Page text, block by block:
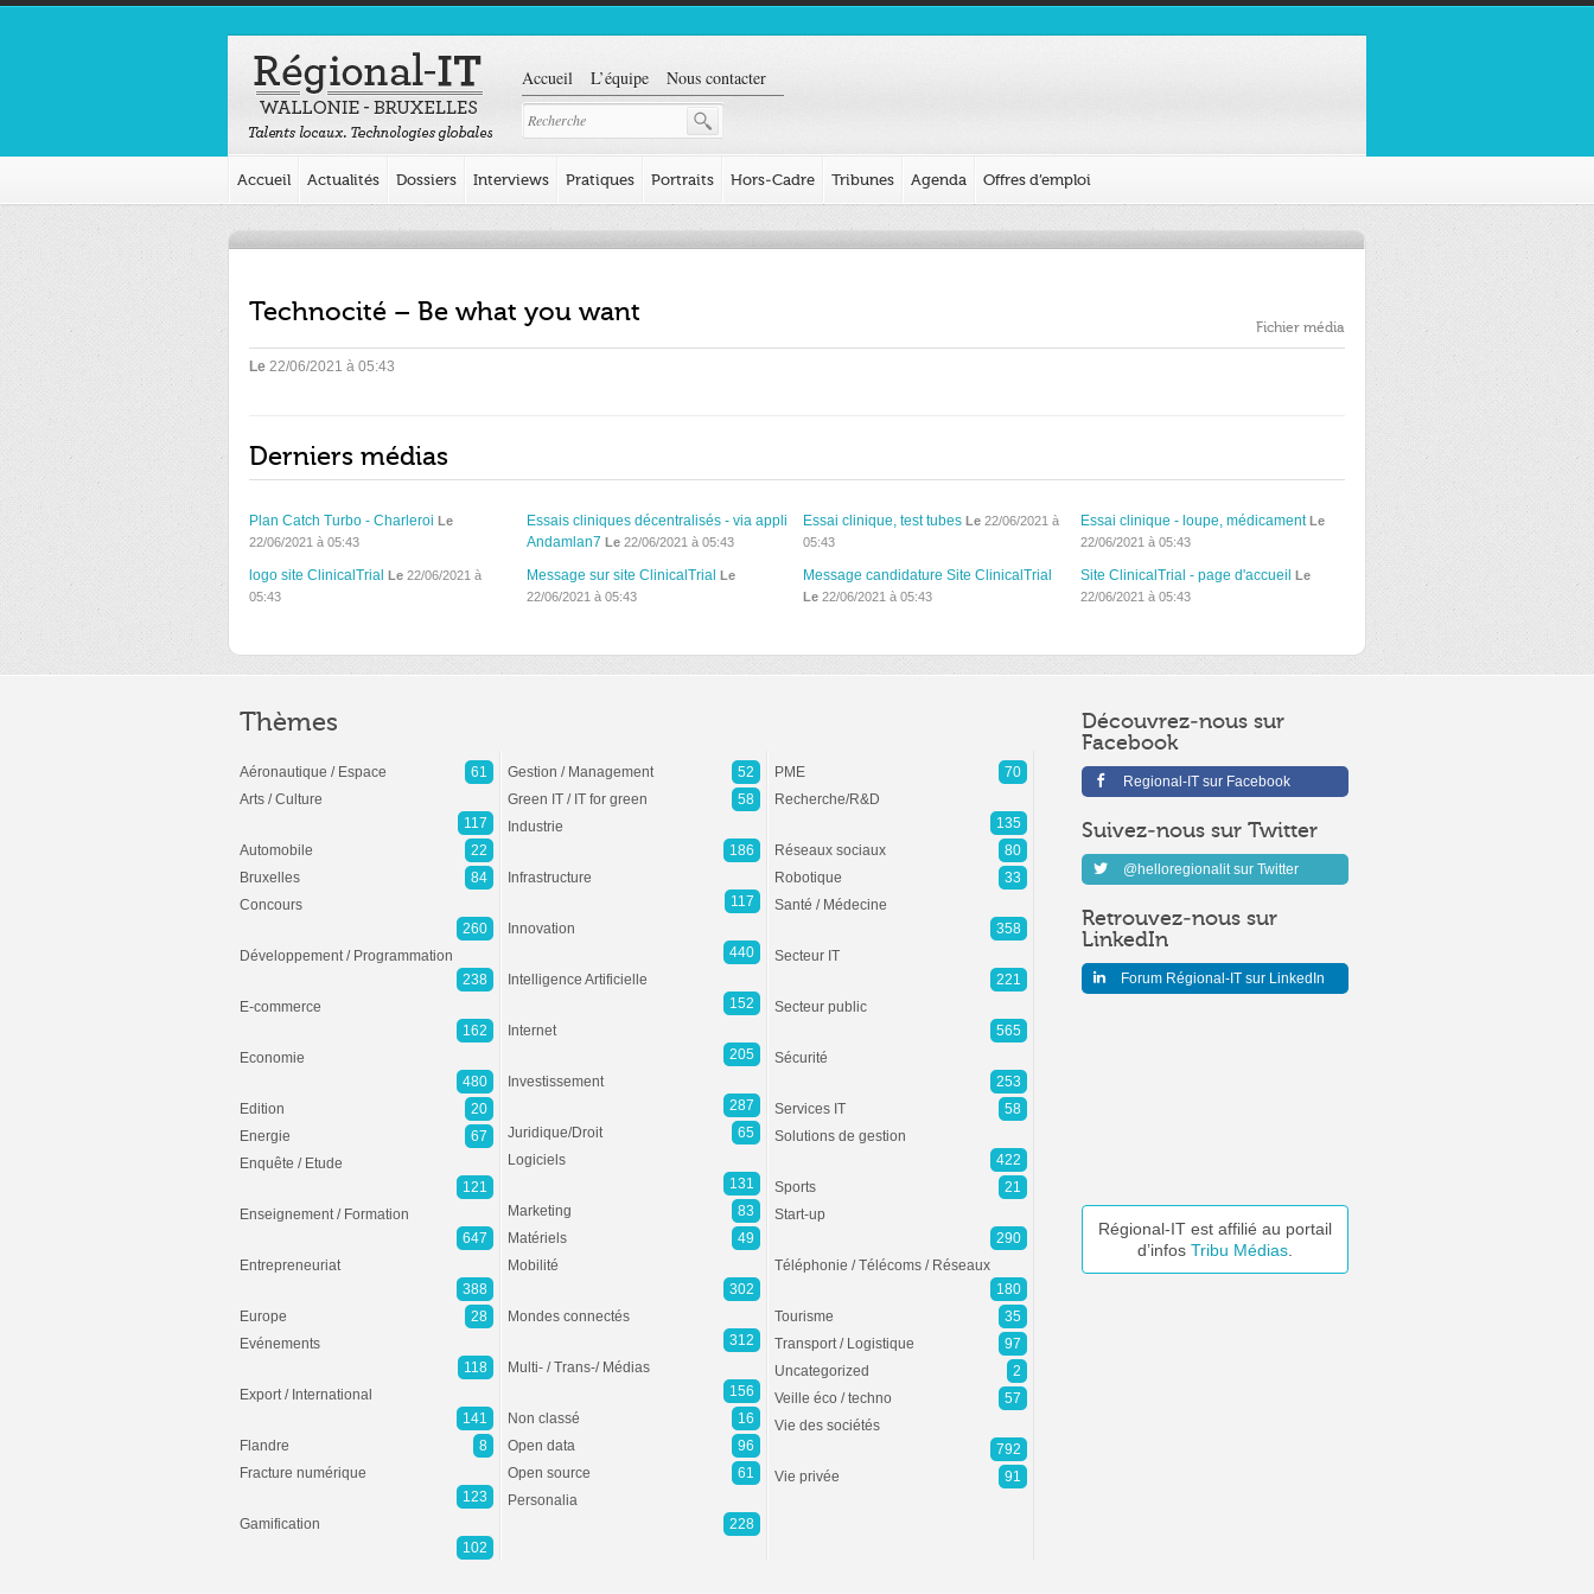
Accueil L’équipe Nous contacter
Accueil Actualités Dossiers Interviews Pratiques Portraits Hors-Cadre Tribunes Agenda Offres d’emploi
Technocité – Be what you want Fichier média
Le 22/06/2021 à 05:43
Derniers médias
Plan Catch Turbo - Charleroi Le
22/06/2021 à 05:43
Essais cliniques décentralisés - via appli
Andamlan7 Le22/06/2021 à 05:43
Essai clinique, test tubes Le 22/06/2021 à
05:43
Essai clinique - loupe, médicament Le
22/06/2021 à 05:43
logo site ClinicalTrial Le 22/06/2021 à
05:43
Message sur site ClinicalTrial Le
22/06/2021 à 05:43
Message candidature Site ClinicalTrial
Le 22/06/2021 à 05:43
Site ClinicalTrial - page d'accueil Le
22/06/2021 à 05:43
Découvrez-nous sur
Facebook
Regional-IT sur Facebook
Suivez-nous sur Twitter
@helloregionalit sur Twitter
Retrouvez-nous sur
LinkedIn
Forum Régional-IT sur LinkedIn
Régional-IT est affilié au portail
d’infos Tribu Médias
Thèmes
Aéronautique / Espace
61
Arts / Culture
117
Automobile
22
Bruxelles
84
Concours
260
Développement / Programmation
238
E-commerce
162
Economie
480
Edition
20
Energie
67
Enquête / Etude
121
Enseignement / Formation
647
Entrepreneuriat
388
Europe
28
Evénements
118
Export / International
141
Flandre
8
Fracture numérique
123
Gamification
102
Gestion / Management
52
Green IT / IT for green
58
Industrie
186
Infrastructure
117
Innovation
440
Intelligence Artificielle
152
Internet
205
Investissement
287
Juridique/Droit
65
Logiciels
131
Marketing
83
Matériels
49
Mobilité
302
Mondes connectés
312
Multi- / Trans-/ Médias
156
Non classé
16
Open data
96
Open source
61
Personalia
228
PME
70
Recherche/R&D
135
Réseaux sociaux
80
Robotique
33
Santé / Médecine
358
Secteur IT
221
Secteur public
565
Sécurité
253
Services IT
58
Solutions de gestion
422
Sports
21
Start-up
290
Téléphonie / Télécoms / Réseaux
180
Tourisme
35
Transport / Logistique
97
Uncategorized
2
Veille éco / techno
57
Vie des sociétés
792
Vie privée
91